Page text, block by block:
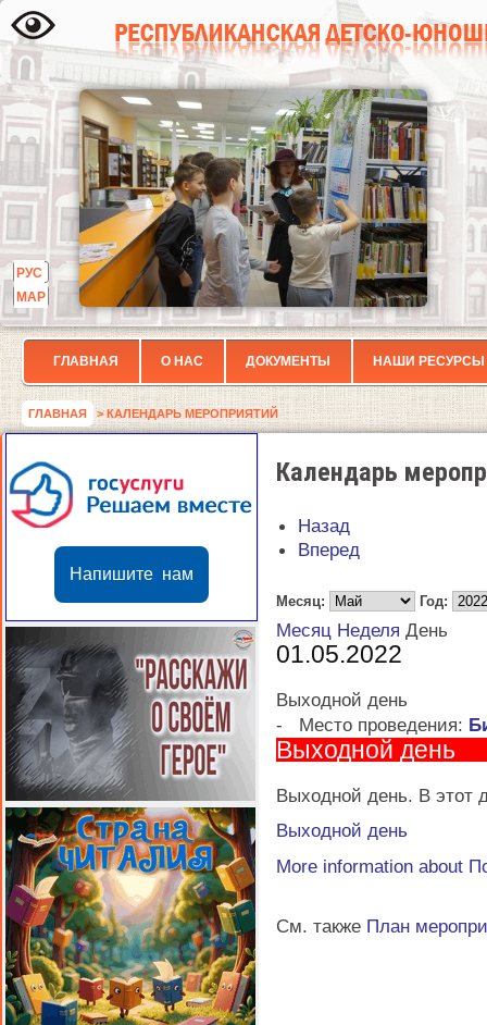
РУС
МАР
ГЛАВНАЯ О НАС ДОКУМЕНТЫ НАШИ РЕСУРСЫ
ГЛАВНАЯ > КАЛЕНДАРЬ МЕРОПРИЯТИЙ
Напишите нам
Календарь
Назад
Вперед
Месяц: Год:
Месяц Неделя День
01.05.2022
Выходной день
-
Место проведения:
Выходной день
Выходной день. В этот
Выходной день
More information about
См. также План